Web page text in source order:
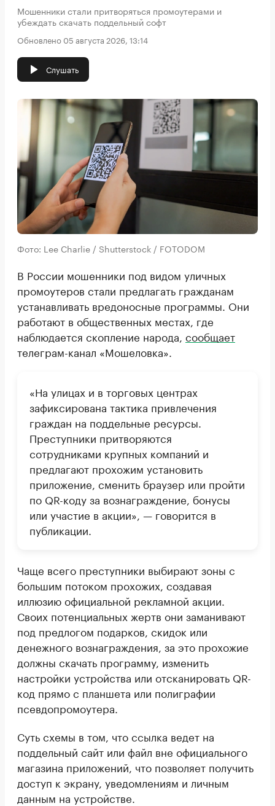
Мошенники стали притворяться промоутерами и
убеждать скачать поддельный софт
Обновлено 05 августа 2026, 13:14
Слушать
Фото: Lee Charlie / Shutterstock / FOTODOM
В России мошенники под видом уличных
промоутеров стали предлагать гражданам
устанавливать вредоносные программы. Они
работают в общественных местах, где
наблюдается скопление народа, сообщает
телеграм-канал «Мошеловка».
«На улицах и в торговых центрах
зафиксирована тактика привлечения
граждан на поддельные ресурсы.
Преступники притворяются
сотрудниками крупных компаний и
предлагают прохожим установить
приложение, сменить браузер или пройти
по QR-коду за вознаграждение, бонусы
или участие в акции», — говорится в
публикации.
Чаще всего преступники выбирают зоны с
большим потоком прохожих, создавая
иллюзию официальной рекламной акции.
Своих потенциальных жертв они заманивают
под предлогом подарков, скидок или
денежного вознаграждения, за это прохожие
должны скачать программу, изменить
настройки устройства или отсканировать QR-
код прямо с планшета или полиграфии
псевдопромоутера.
Суть схемы в том, что ссылка ведет на
поддельный сайт или файл вне официального
магазина приложений, что позволяет получить
доступ к экрану, уведомлениям и личным
данным на устройстве.